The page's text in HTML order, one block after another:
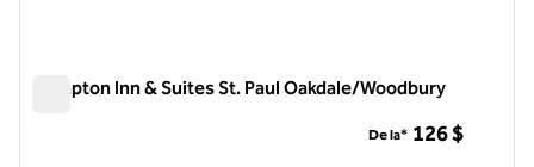
Hampton Inn & Suites St. Paul Oakdale/Woodbury
De la* 126 $